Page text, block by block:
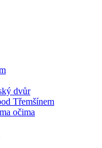
dvůr
Třemšínem
očima